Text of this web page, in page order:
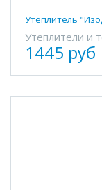
Утеплитель
Утеплители и
1445 руб